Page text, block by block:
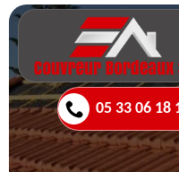
05 33 06 18